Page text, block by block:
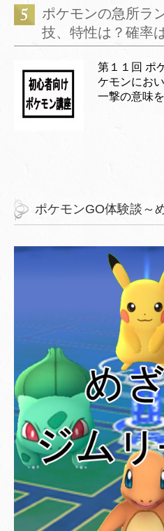
ポケモンの急所ラ
技、特性は？確率
第１１回 ポ
ケモンにお
一撃の意味
ポケモンGO体験談～